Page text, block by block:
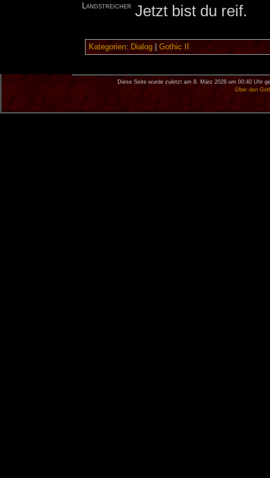
Landstreicher Jetzt bist du reif.
Kategorien: Dialog| Gothic II
Diese Seite wurde zuletzt am 8. März 2026 um 00:40 Uhr
Über den